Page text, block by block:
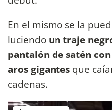
En el mismo se la
luciendo un traje
pantalón de satén
aros gigantes que
cadenas.